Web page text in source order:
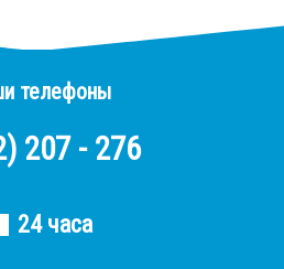
телефоны
207 - 276
24 часа